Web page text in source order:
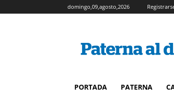
domingo,09,agosto,2026
PORTADA PATERNA